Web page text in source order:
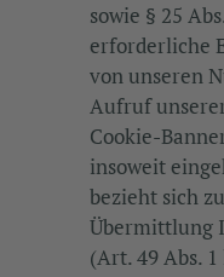
sowie § 25
erforderliche
von unseren
Aufruf
Cookie-
insoweit
bezieht sich
Übermittlung
(Art. 49 Abs.